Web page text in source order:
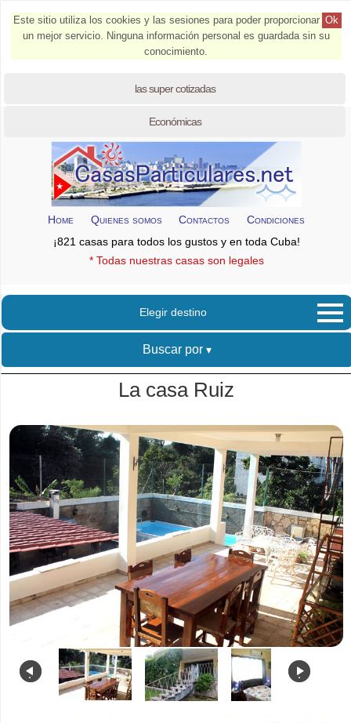
Ok
Este sitio utiliza los cookies y las sesiones para poder proporcionar
un mejor servicio. Ninguna información personal es guardada sin su
conocimiento.
las super cotizadas
Económicas
Home Quienes somos Contactos
Condiciones
¡821 casas para todos los gustos y en toda Cuba!
* Todas nuestras casas son legales
Elegir destino
Buscar por
La casa Ruiz
. .